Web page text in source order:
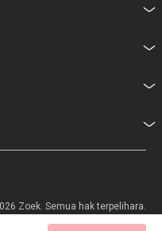
Zoek. Semua hak terpelihara.